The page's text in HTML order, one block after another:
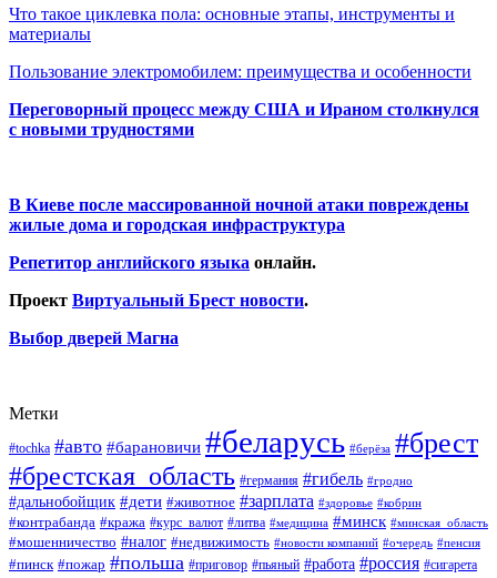
Что такое циклевка пола: основные этапы, инструменты и
материалы
Пользование электромобилем: преимущества и особенности
Переговорный процесс между США и Ираном столкнулся
с новыми трудностями
В Киеве после массированной ночной атаки повреждены
жилые дома и городская инфраструктура
Репетитор английского языка онлайн.
Проект Виртуальный Брест новости.
Выбор дверей Магна
Метки
#tochka #авто #барановичи #беларусь #берёза #брест
#брестская_область #германия #гибель #гродно
#дальнобойщик #дети #животное #зарплата #здоровье #кобрин
#контрабанда #кража #курс_валют #литва #медицина #минск #минская_область
#мошенничество #налог #недвижимость #новости компаний #очередь #пенсия
#пинск #пожар #польша #приговор #пьяный #работа #россия #сигарета